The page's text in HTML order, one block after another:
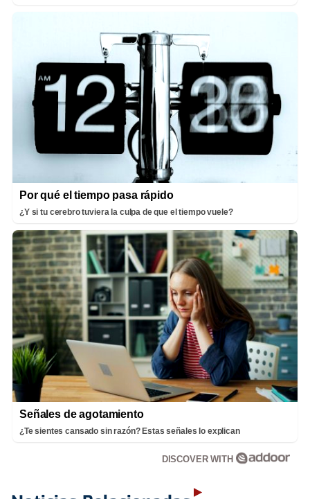
Por qué el tiempo pasa rápido
¿Y si tu cerebro tuviera la culpa de que el tiempo vuele?
Señales de agotamiento
¿Te sientes cansado sin razón? Estas señales lo explican
DISCOVER WITH